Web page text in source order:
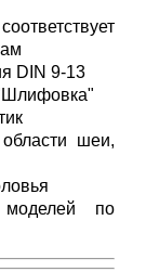
DIN 9-13
шеи,
моделей по